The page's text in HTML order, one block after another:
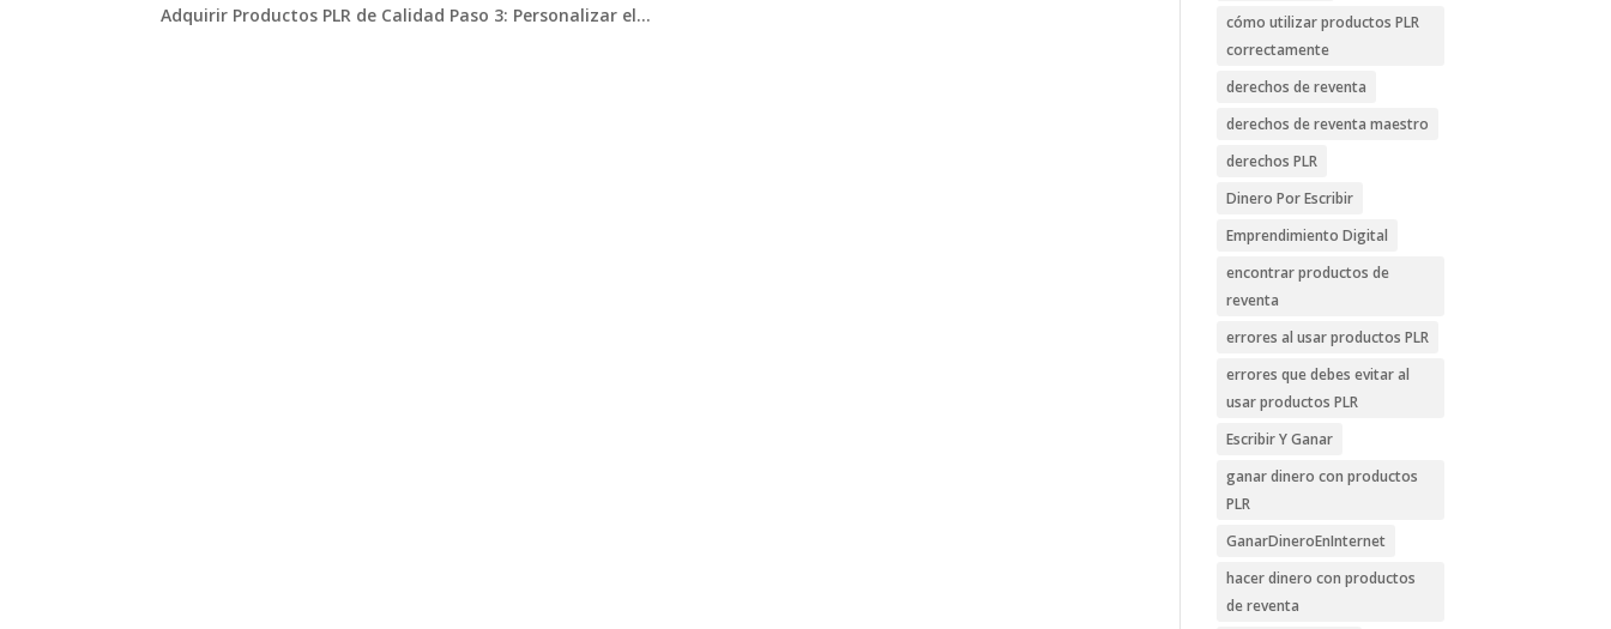
Adquirir Productos PLR de Calidad Paso 3: Personalizar el...
cómo utilizar productos PLR
correctamente
derechos de reventa
derechos de reventa maestro
derechos PLR
Dinero Por Escribir
Emprendimiento Digital
encontrar productos de
reventa
errores al usar productos PLR
errores que debes evitar al
usar productos PLR
Escribir Y Ganar
ganar dinero con productos
PLR
GanarDineroEnInternet
hacer dinero con productos
de reventa